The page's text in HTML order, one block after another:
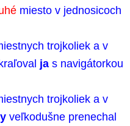
miesto v jednosicoch
trojkoliek a v
ja s navigátorkou
trojkoliek a v
veľkodušne prenechal